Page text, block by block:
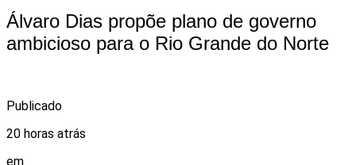
Álvaro Dias propõe plano de governo
ambicioso para o Rio Grande do Norte
Publicado
20 horas atrás
em